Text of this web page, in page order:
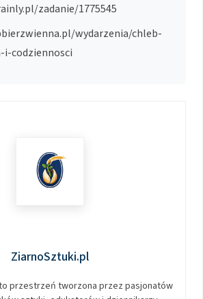
zadanie/1775545
wydarzenia/chleb-
codziennosci
ZiarnoSztuki.pl
przestrzeń tworzona przez pasjonatów